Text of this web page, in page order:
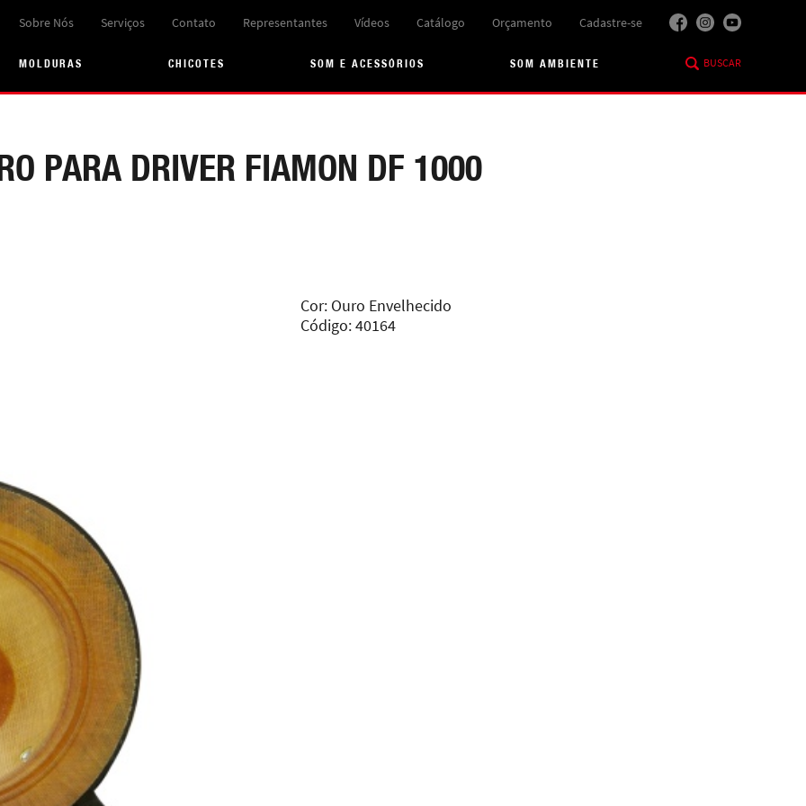
Sobre Nós Serviços Contato Representantes Vídeos Catálogo Orçamento Cadastre-se
MOLDURAS CHICOTES SOM E ACESSÓRIOS SOM AMBIENTE BUSCAR
PARA DRIVER FIAMON DF 1000
Cor: Ouro Envelhecido
Código: 40164